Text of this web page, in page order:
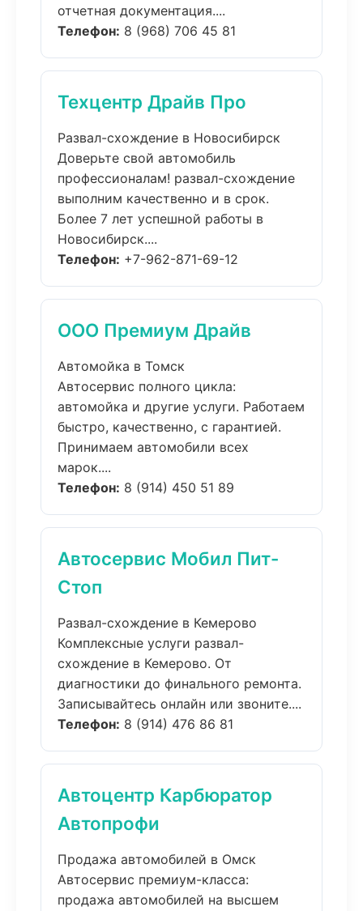
отчетная документация....
Телефон: 8 (968) 706 45 81
Техцентр Драйв Про
Развал-схождение в Новосибирск
Доверьте свой автомобиль
профессионалам! развал-схождение
выполним качественно и в срок.
Более 7 лет успешной работы в
Новосибирск....
Телефон: +7-962-871-69-12
ООО Премиум Драйв
Автомойка в Томск
Автосервис полного цикла:
автомойка и другие услуги. Работаем
быстро, качественно, с гарантией.
Принимаем автомобили всех
марок....
Телефон: 8 (914) 450 51 89
Автосервис Мобил Пит-
Стоп
Развал-схождение в Кемерово
Комплексные услуги развал-
схождение в Кемерово. От
диагностики до финального ремонта.
Записывайтесь онлайн или звоните....
Телефон: 8 (914) 476 86 81
Автоцентр Карбюратор
Автопрофи
Продажа автомобилей в Омск
Автосервис премиум-класса:
продажа автомобилей на высшем